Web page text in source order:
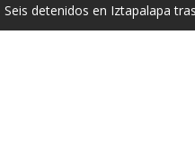
Seis detenidos en Iztapalapa